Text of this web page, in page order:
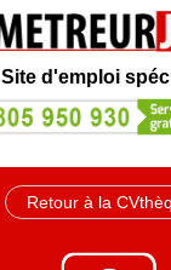
Site d'emploi
Retour à la